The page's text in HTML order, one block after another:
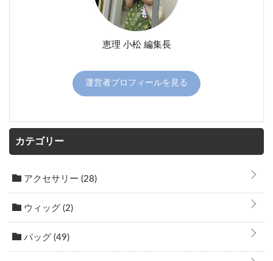
恵理 小松 編集長
運営者プロフィールを見る
カテゴリー
アクセサリー (28)
ウィッグ (2)
バッグ (49)